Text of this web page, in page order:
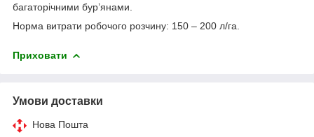
багаторічними бур’янами.
Норма витрати робочого розчину: 150 – 200 л/га.
Приховати
Умови доставки
Нова Пошта